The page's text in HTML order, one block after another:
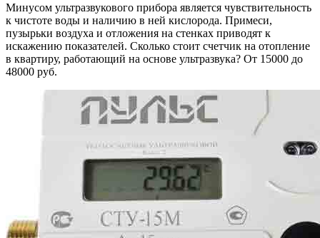
Минусом ультразвукового прибора является чувствительность
к чистоте воды и наличию в ней кислорода. Примеси,
пузырьки воздуха и отложения на стенках приводят к
искажению показателей. Сколько стоит счетчик на отопление
в квартиру, работающий на основе ультразвука? От 15000 до
48000 руб.